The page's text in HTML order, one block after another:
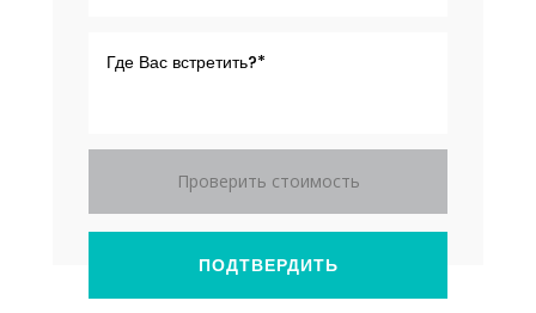
Проверить стоимость